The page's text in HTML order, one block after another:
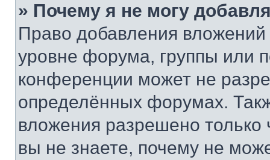
» Почему я не могу
Право добавления
уровне форума, группы или
конференции может не
определённых форумах.
вложения разрешено
вы не знаете, почему не